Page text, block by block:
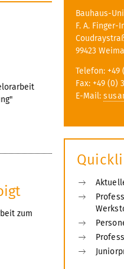
zum
Bauhaus-
F. A.
99423
Telefon: +49
Fax: +49 (0)
E-Mail: